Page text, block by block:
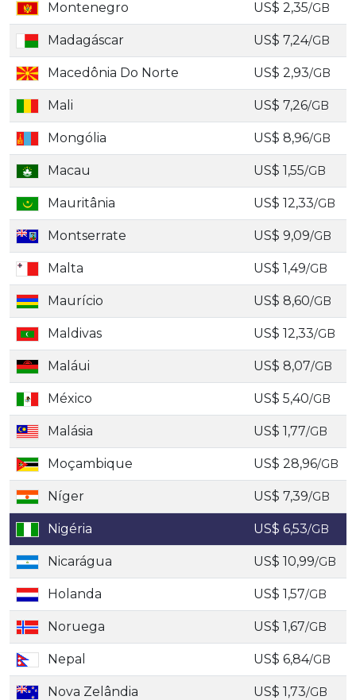
Montenegro US$ 2,35/GB
Madagáscar US$ 7,24/GB
Macedônia Do Norte US$ 2,93/GB
Mali US$ 7,26/GB
Mongólia US$ 8,96/GB
Macau US$ 1,55/GB
Mauritânia US$ 12,33/GB
Montserrate US$ 9,09/GB
Malta US$ 1,49/GB
Maurício US$ 8,60/GB
Maldivas US$ 12,33/GB
Maláui US$ 8,07/GB
México US$ 5,40/GB
Malásia US$ 1,77/GB
Moçambique US$ 28,96/GB
Níger US$ 7,39/GB
Nigéria US$ 6,53/GB
Nicarágua US$ 10,99/GB
Holanda US$ 1,57/GB
Noruega US$ 1,67/GB
Nepal US$ 6,84/GB
Nova Zelândia US$ 1,73/GB